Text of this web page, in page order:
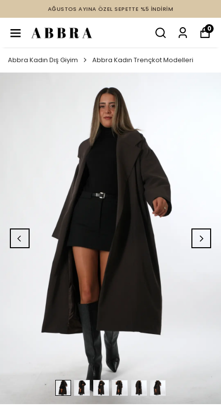
AĞUSTOS AYINA ÖZEL SEPETTE %5 İNDİRİM
0
Abbra Kadın Dış Giyim Abbra Kadın Trençkot Modelleri